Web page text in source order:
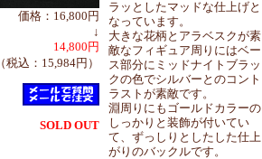
価格：16,800円
↓
14,800円
（税込：15,984円）
SOLD OUT
ラッとしたマッドな仕上げと
なっています。
大きな花柄とアラベスクが素
敵なフィギュア周りにはベー
ス部分にミッドナイトブラッ
クの色でシルバーとのコント
ラストが素敵です。
淵周りにもゴールドカラーの
しっかりと装飾が付いてい
て、ずっしりとしたした仕上
がりのバックルです。